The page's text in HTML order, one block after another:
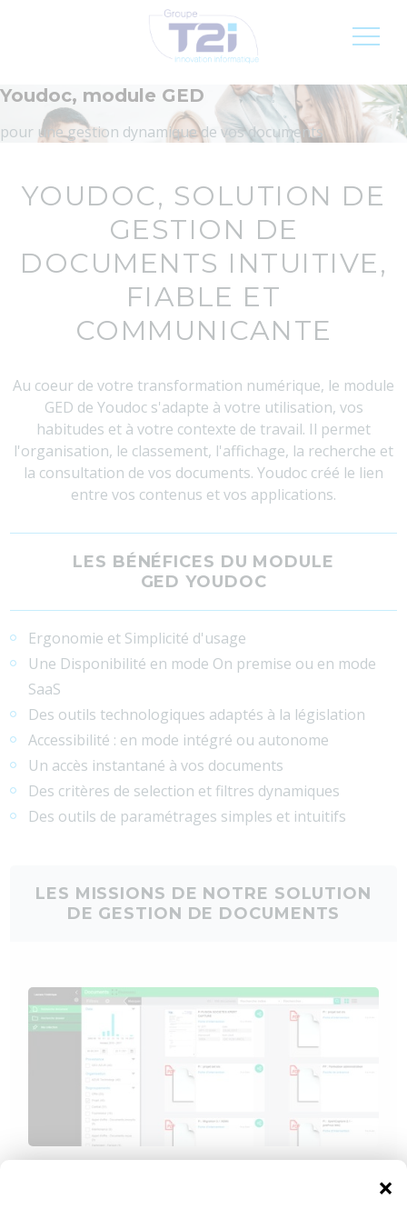
×
Inscription newsletter
Youdoc, module GED
pour une gestion dynamique de vos documents
YOUDOC, SOLUTION DE
GESTION DE
DOCUMENTS INTUITIVE,
FIABLE ET
COMMUNICANTE
Au coeur de votre transformation numérique, le module
GED de Youdoc s'adapte à votre utilisation, vos
habitudes et à votre contexte de travail. Il permet
l'organisation, le classement, l'affichage, la recherche et
la consultation de vos documents. Youdoc créé le lien
entre vos contenus et vos applications.
LES BÉNÉFICES DU MODULE
GED YOUDOC
Ergonomie et Simplicité d'usage
Une Disponibilité en mode On premise ou en mode
SaaS
Des outils technologiques adaptés à la législation
Accessibilité : en mode intégré ou autonome
Un accès instantané à vos documents
Des critères de selection et filtres dynamiques
Des outils de paramétrages simples et intuitifs
LES MISSIONS DE NOTRE SOLUTION
DE GESTION DE DOCUMENTS